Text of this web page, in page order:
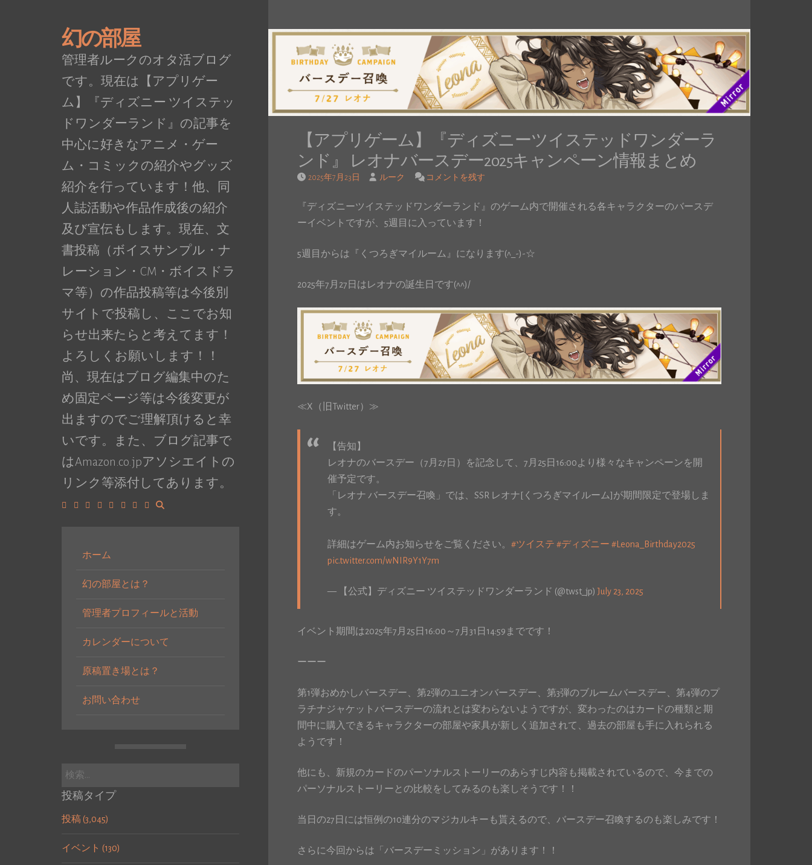
幻の部屋
管理者ルークのオタ活ブログ
です。現在は【アプリゲー
ム】『ディズニー ツイステッ
ドワンダーランド』の記事を
中心に好きなアニメ・ゲー
ム・コミックの紹介やグッズ
紹介を行っています！他、同
人誌活動や作品作成後の紹介
及び宣伝もします。現在、文
書投稿（ボイスサンプル・ナ
レーション・CM・ボイスドラ
マ等）の作品投稿等は今後別
サイトで投稿し、ここでお知
らせ出来たらと考えてます！
よろしくお願いします！！
尚、現在はブログ編集中のた
め固定ページ等は今後変更が
出ますのでご理解頂けると幸
いです。また、ブログ記事で
はAmazon.co.jpアソシエイトの
リンク等添付してあります。
ホーム
幻の部屋とは？
管理者プロフィールと活動
カレンダーについて
原稿置き場とは？
お問い合わせ
検
投稿タイプ
投稿 (3,045)
イベント (130)
【アプリゲーム】『ディズニーツイステッドワンダーラ
ンド』 レオナバースデー2025キャンペーン情報まとめ
2025年7月23日 ルーク コメントを残す
『ディズニーツイステッドワンダーランド』のゲーム内で開催される各キャラクターのバースデ
ーイベントですが、5週目に入っています！
5週目からは『くつろぎマイルーム』になります(^_-)-☆
2025年7月27日はレオナの誕生日です(^^)/
≪X（旧Twitter）≫
【告知】
レオナのバースデー（7月27日）を記念して、7月25日16:00より様々なキャンペーンを開
催予定です。
「レオナ バースデー召喚」では、SSR レオナ[くつろぎマイルーム]が期間限定で登場しま
す。
詳細はゲーム内お知らせをご覧ください。 #ツイステ #ディズニー #Leona_Birthday2025
pic.twitter.com/wNIR9Y1Y7m
— 【公式】ディズニー ツイステッドワンダーランド (@twst_jp)July 23, 2025
イベント期間は2025年7月25日16:00～7月31日14:59までです！
ーーー
第1弾おめかしバースデー、第2弾のユニオンバースデー、第3弾のブルームバースデー、第4弾のプ
ラチナジャケットバースデーの流れとは変わらないようですが、変わったのはカードの種類と期
間中に購入できるキャラクターの部屋や家具が新しく追加されて、過去の部屋も手に入れられる
ようです！
他にも、新規のカードのパーソナルストーリーのあらすじ内容も掲載されているので、今までの
パーソナルストーリーとの比較をしてみるのも楽しそうです！！
当日の27日には恒例の10連分のマジカルキーも貰えるので、バースデー召喚するのも楽しみです！
さらに今回からは「バースデーミッション」があります！！